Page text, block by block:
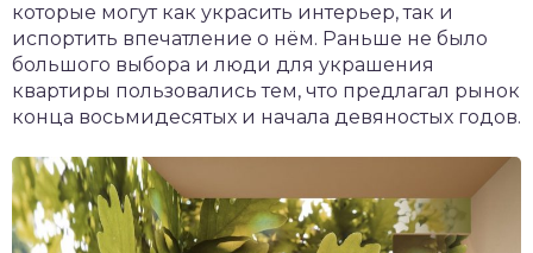
которые могут как украсить интерьер, так и
испортить впечатление о нём. Раньше не было
большого выбора и люди для украшения
квартиры пользовались тем, что предлагал рынок
конца восьмидесятых и начала девяностых годов.